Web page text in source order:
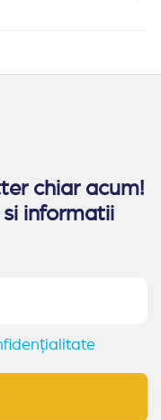
chiar acum!
informatii